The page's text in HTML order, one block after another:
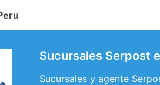
Sucursales Serpost
Sucursales y agente